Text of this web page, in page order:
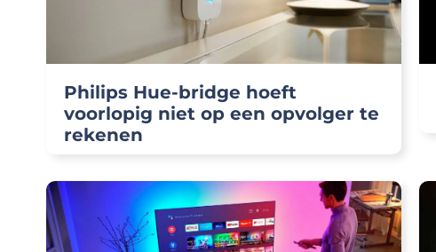
Philips Hue-bridge hoeft
voorlopig niet op een opvolger te
rekenen